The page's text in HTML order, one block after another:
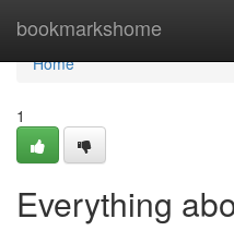
bookmarkshome
Home
Home
1
Everything